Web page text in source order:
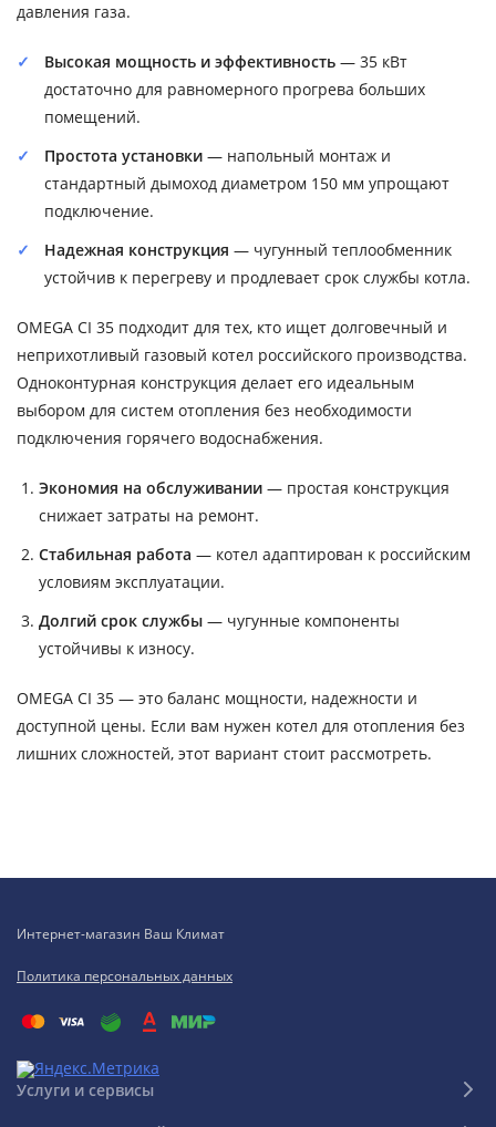
давления газа.
Высокая мощность и эффективность — 35 кВт
достаточно для равномерного прогрева больших
помещений.
Простота установки — напольный монтаж и
стандартный дымоход диаметром 150 мм упрощают
подключение.
Надежная конструкция — чугунный теплообменник
устойчив к перегреву и продлевает срок службы котла.
OMEGA CI 35 подходит для тех, кто ищет долговечный и
неприхотливый газовый котел российского производства.
Одноконтурная конструкция делает его идеальным
выбором для систем отопления без необходимости
подключения горячего водоснабжения.
Экономия на обслуживании — простая конструкция
снижает затраты на ремонт.
Стабильная работа — котел адаптирован к российским
условиям эксплуатации.
Долгий срок службы — чугунные компоненты
устойчивы к износу.
OMEGA CI 35 — это баланс мощности, надежности и
доступной цены. Если вам нужен котел для отопления без
лишних сложностей, этот вариант стоит рассмотреть.
Интернет-магазин Ваш Климат
Политика персональных данных
Услуги и сервисы